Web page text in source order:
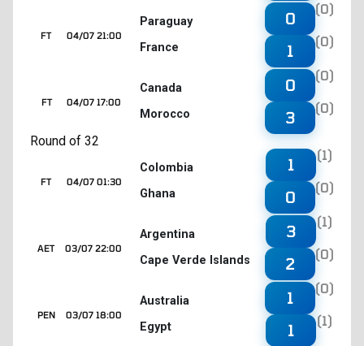
04/07 21:00
FT
Paraguay
France
0
(0)
1
(0)
04/07 17:00
FT
Canada
Morocco
0
(0)
3
(0)
Round of 32
04/07 01:30
FT
Colombia
Ghana
1
(1)
0
(0)
03/07 22:00
AET
Argentina
Cape Verde Islands
3
(1)
2
(0)
03/07 18:00
PEN
Australia
Egypt
1
(0)
1
(1)